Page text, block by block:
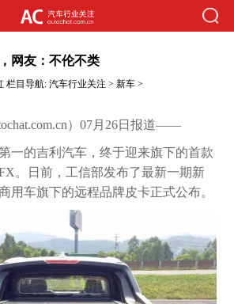
网友：不伦不类
栏目导航:汽车行业关注 >新车 >
）07月26日报道——
一的吉利汽车，终于迎来旗下的首款
。日前，工信部发布了最新一期新
用车旗下的远程品牌皮卡正式公布。